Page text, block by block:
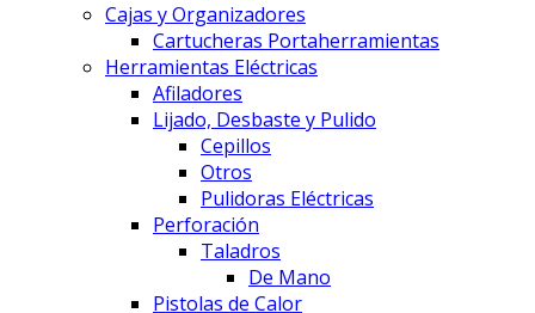
Cajas y Organizadores
Cartucheras Portaherramientas
Herramientas Eléctricas
Afiladores
Lijado, Desbaste y Pulido
Cepillos
Otros
Pulidoras Eléctricas
Perforación
Taladros
De Mano
Pistolas de Calor